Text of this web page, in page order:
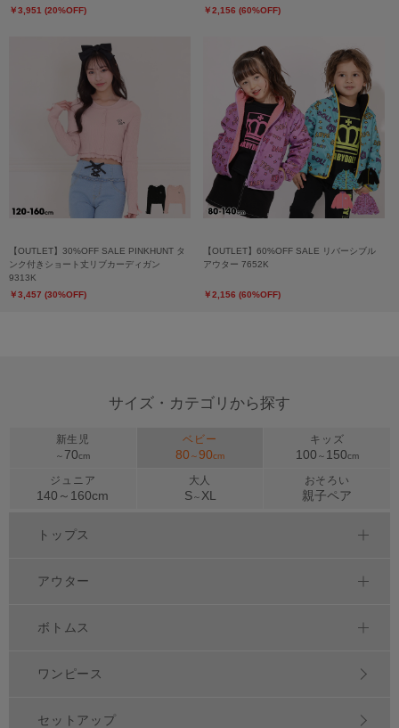
￥3,951 (20%OFF)
￥2,156 (60%OFF)
【OUTLET】30%OFF SALE PINKHUNT タ
ンク付きショート丈リブカーディガン
9313K
￥3,457 (30%OFF)
【OUTLET】60%OFF SALE リバーシブル
アウター 7652K
￥2,156 (60%OFF)
サイズ・カテゴリから探す
新生児
～ 70cm
ベビー
80 ～90cm
キッズ
100 ～ 150cm
ジュニア
140～ 160cm
大人
S～ XL
おそろい
親子ペア
トップス
アウター
ボトムス
ワンピース
セットアップ